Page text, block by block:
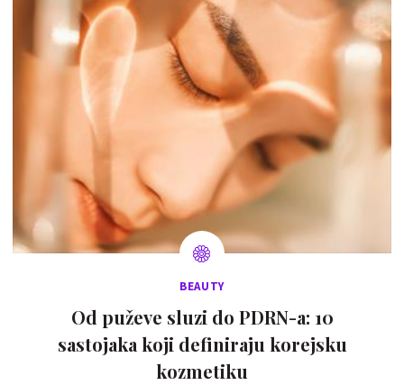
BEAUTY
Od puževe sluzi do PDRN-a: 10
sastojaka koji definiraju korejsku
kozmetiku